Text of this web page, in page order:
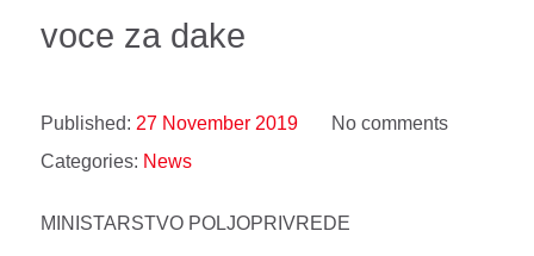
voce za dake
Published: 27 November 2019
No comments
Categories: News
MINISTARSTVO POLJOPRIVREDE